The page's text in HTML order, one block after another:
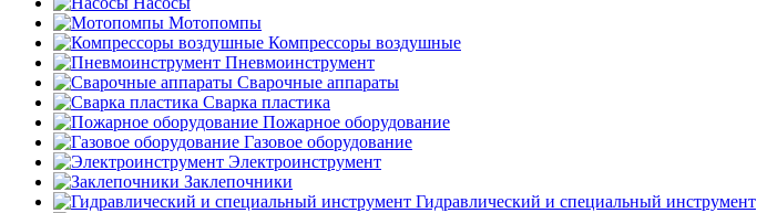
Мотопомпы
Компрессоры воздушные
Пневмоинструмент
Сварочные аппараты
Сварка пластика
Пожарное оборудование
Газовое оборудование
Электроинструмент
Заклепочники
Гидравлический и специальный инструмент